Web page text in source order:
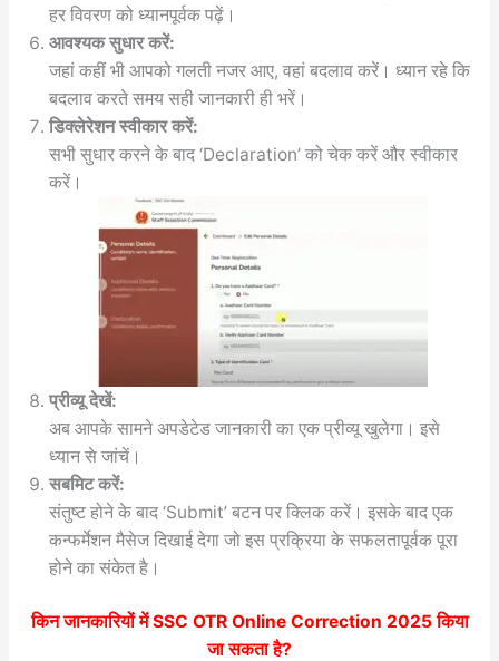
हर विवरण को ध्यानपूर्वक पढ़ें।
आवश्यक सुधार करें:
जहां कहीं भी आपको गलती नजर आए, वहां बदलाव करें। ध्यान रहे कि
बदलाव करते समय सही जानकारी ही भरें।
डिक्लेरेशन स्वीकार करें:
सभी सुधार करने के बाद ‘Declaration’ को चेक करें और स्वीकार
करें।
प्रीव्यू देखें:
अब आपके सामने अपडेटेड जानकारी का एक प्रीव्यू खुलेगा। इसे
ध्यान से जांचें।
सबमिट करें:
संतुष्ट होने के बाद ‘Submit’ बटन पर क्लिक करें। इसके बाद एक
कन्फर्मेशन मैसेज दिखाई देगा जो इस प्रक्रिया के सफलतापूर्वक पूरा
होने का संकेत है।
किन जानकारियों मेंSSC OTR Online Correction 2025किया
जा सकता है?